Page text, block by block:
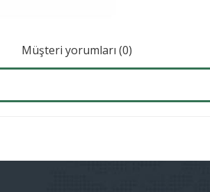
Müşteri yorumları (0)